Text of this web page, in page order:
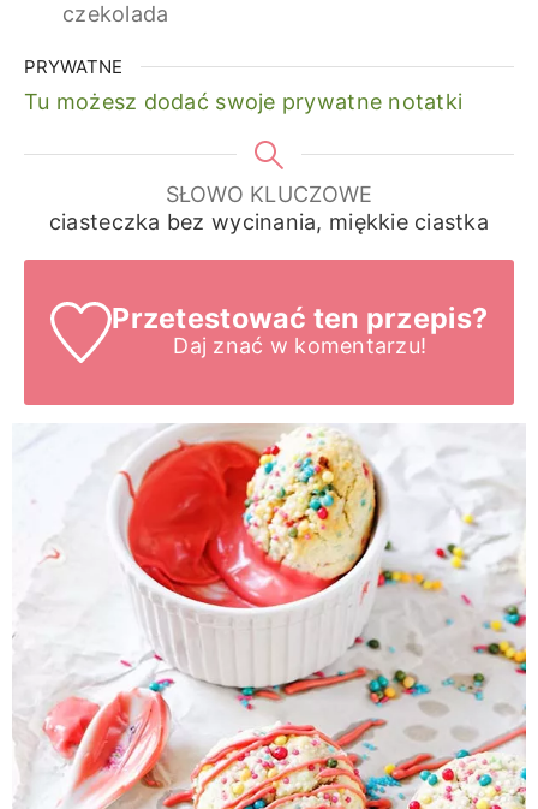
czekolada
PRYWATNE
Tu możesz dodać swoje prywatne notatki
SŁOWO KLUCZOWE
ciasteczka bez wycinania, miękkie ciastka
Przetestować ten przepis?
Daj znać w komentarzu!